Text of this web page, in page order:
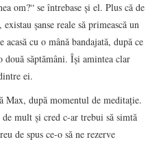
om?“ se întrebase şi el. Plus că de
şanse reale să primească un
cu o mână bandajată, după ce
săptămâni. Îşi amintea clar
ei.
după momentul de meditaţie.
mult şi cred c-ar trebui să simtă
de spus ce-o să ne rezerve